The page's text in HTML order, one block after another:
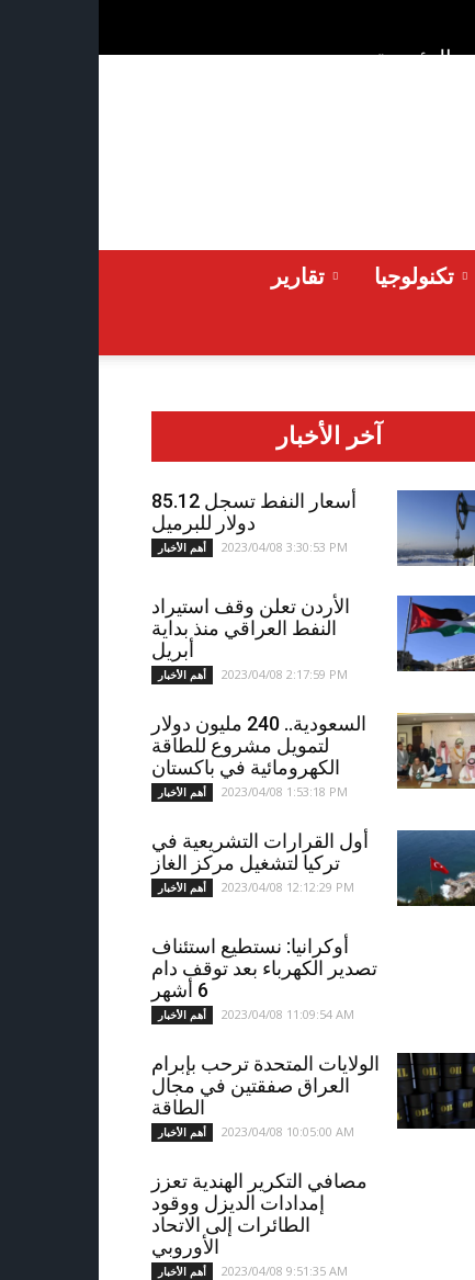
Thursday 2026-08-06 الرئيسية
تكنولوجيا
تقارير
آخر الأخبار
أسعار النفط تسجل 85.12
دولار للبرميل
أهم الأخبار 2023/04/08 3:30:53 PM
الأردن تعلن وقف استيراد
النفط العراقي منذ بداية
أبريل
أهم الأخبار 2023/04/08 2:17:59 PM
السعودية.. 240 مليون دولار
لتمويل مشروع للطاقة
الكهرومائية في باكستان
أهم الأخبار 2023/04/08 1:53:18 PM
أول القرارات التشريعية في
تركيا لتشغيل مركز الغاز
أهم الأخبار 2023/04/08 12:12:29 PM
أوكرانيا: نستطيع استئناف
تصدير الكهرباء بعد توقف دام
6 أشهر
أهم الأخبار 2023/04/08 11:09:54 AM
الولايات المتحدة ترحب بإبرام
العراق صفقتين في مجال
الطاقة
أهم الأخبار 2023/04/08 10:05:00 AM
مصافي التكرير الهندية تعزز
إمدادات الديزل ووقود
الطائرات إلى الاتحاد
الأوروبي
أهم الأخبار 2023/04/08 9:51:35 AM